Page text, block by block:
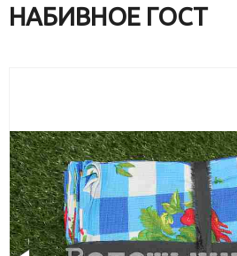
+375 (44) 511-48-87
НАБИВНОЕ ГОСТ